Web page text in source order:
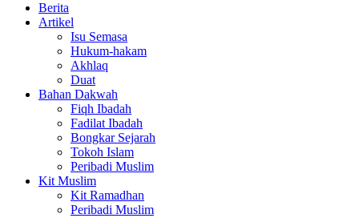
Berita
Artikel
Isu Semasa
Hukum-hakam
Akhlaq
Duat
Bahan Dakwah
Fiqh Ibadah
Fadilat Ibadah
Bongkar Sejarah
Tokoh Islam
Peribadi Muslim
Kit Muslim
Kit Ramadhan
Peribadi Muslim